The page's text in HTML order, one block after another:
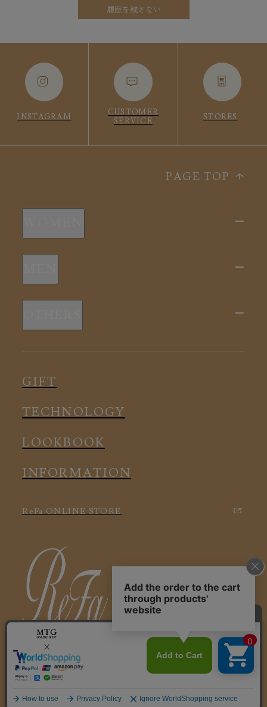
履歴を残さない
INSTAGRAM
CUSTOMER
SERVICE
STORES
PAGE TOP
新商品
スリープウェア
ルームウェア
アクセサリー
新商品
ルームウェア
アクセサリー
GIFT
TECHNOLOGY
LOOKBOOK
INFORMATION
ReFa ONLINE STORE
特定商取引に関する法律に基づく表記 利用規約
会社概要
個人情報保護方針